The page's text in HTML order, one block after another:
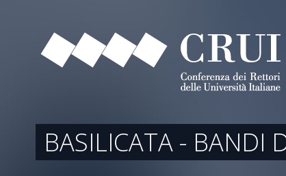
BASILICATA - BANDI